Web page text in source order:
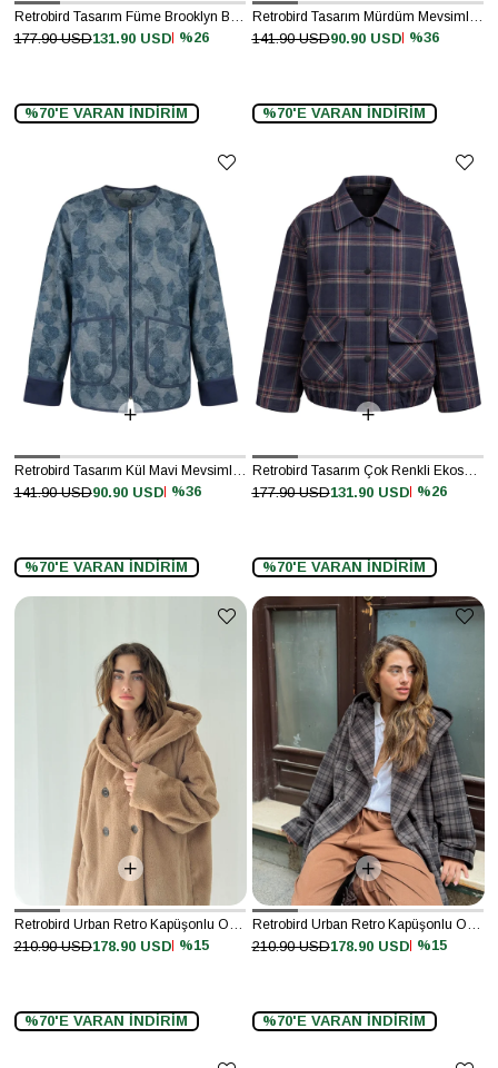
Retrobird Tasarım Füme Brooklyn Bomber Ceket
%26
131.90 USD
177.90 USD
%70'E VARAN İNDİRİM
Retrobird Tasarım Mürdüm Mevsimlik İnce Ceket
%36
90.90 USD
141.90 USD
%70'E VARAN İNDİRİM
Retrobird Tasarım Kül Mavi Mevsimlik İnce Ceket
%36
90.90 USD
141.90 USD
%70'E VARAN İNDİRİM
Retrobird Tasarım Çok Renkli Ekose Desenli Brooklyn Bomber Ceket
%26
131.90 USD
177.90 USD
%70'E VARAN İNDİRİM
Retrobird Urban Retro Kapüşonlu Oversize Camel Ceket Kaban
%15
178.90 USD
210.90 USD
%70'E VARAN İNDİRİM
Retrobird Urban Retro Kapüşonlu Oversize Füme Ceket Kaban
%15
178.90 USD
210.90 USD
%70'E VARAN İNDİRİM